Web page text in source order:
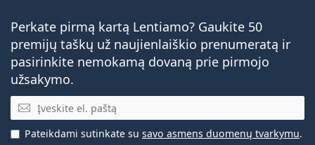
Perkate pirmą kartą Lentiamo? Gaukite 50
premijų taškų už naujienlaiškio prenumeratą ir
pasirinkite nemokamą dovaną prie pirmojo
užsakymo.
El. pašto adresas
Pateikdami sutinkate su savo asmens duomenų tvarkymu.